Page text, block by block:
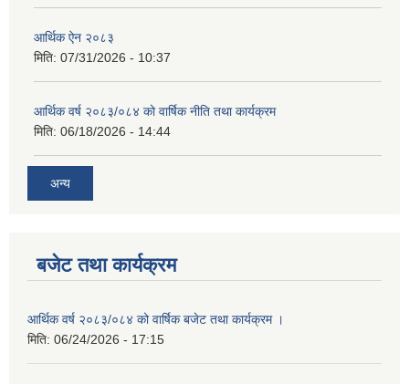
आर्थिक ऐन २०८३
मिति: 07/31/2026 - 10:37
आर्थिक वर्ष २०८३/०८४ को वार्षिक नीति तथा कार्यक्रम
मिति: 06/18/2026 - 14:44
अन्य
बजेट तथा कार्यक्रम
आर्थिक वर्ष २०८३/०८४ को वार्षिक बजेट तथा कार्यक्रम ।
मिति: 06/24/2026 - 17:15